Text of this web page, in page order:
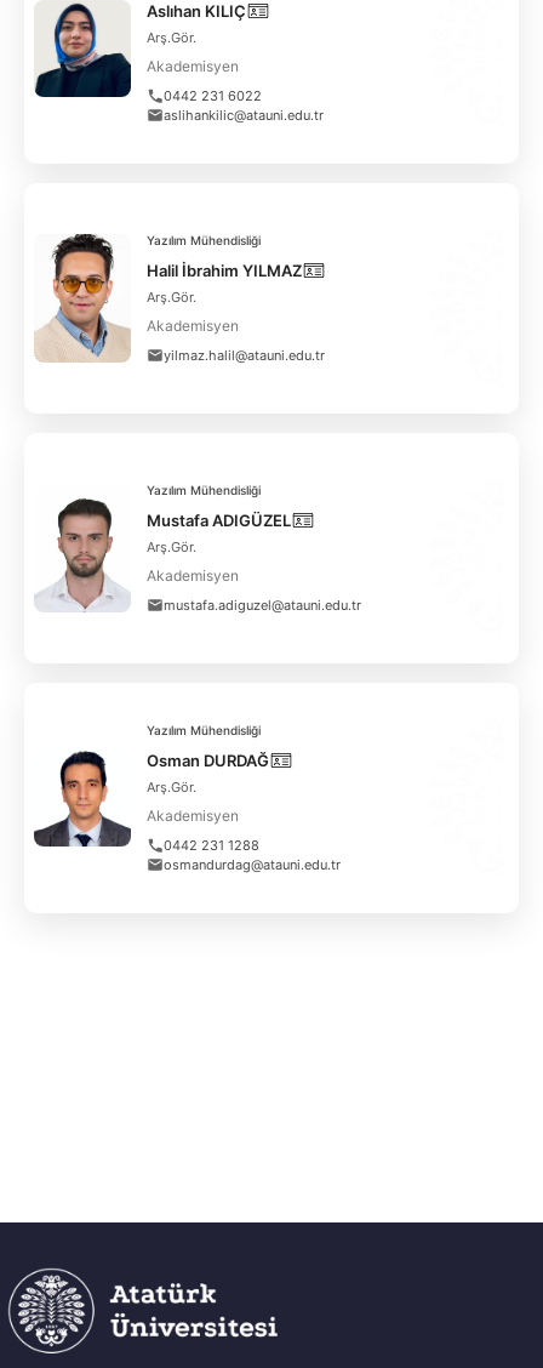
Aslıhan KILIÇ
Arş.Gör.
Akademisyen
0442 231 6022
aslihankilic@atauni.edu.tr
Yazılım Mühendisliği
Halil İbrahim YILMAZ
Arş.Gör.
Akademisyen
yilmaz.halil@atauni.edu.tr
Yazılım Mühendisliği
Mustafa ADIGÜZEL
Arş.Gör.
Akademisyen
mustafa.adiguzel@atauni.edu.tr
Yazılım Mühendisliği
Osman DURDAĞ
Arş.Gör.
Akademisyen
0442 231 1288
osmandurdag@atauni.edu.tr